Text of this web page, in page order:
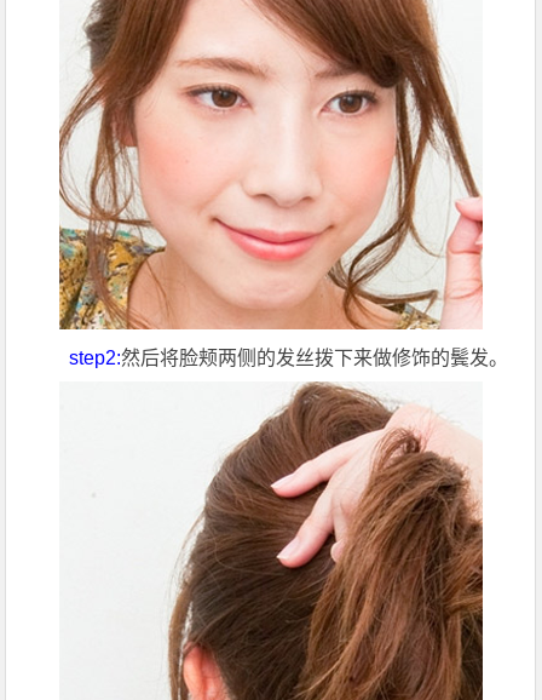
step2:然后将脸颊两侧的发丝拨下来做修饰的鬓发。